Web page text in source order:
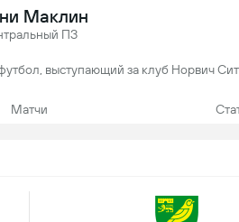
Маклин
ПЗ
выступающий за клуб Норвич
Матчи